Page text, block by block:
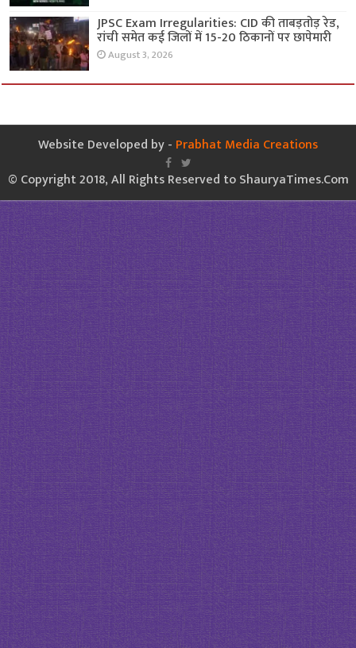
JPSC Exam Irregularities: CID की ताबड़तोड़ रेड,
रांची समेत कई जिलों में 15-20 ठिकानों पर छापेमारी
August 3, 2026
Website Developed by - Prabhat Media Creations
© Copyright 2018, All Rights Reserved to ShauryaTimes.Com